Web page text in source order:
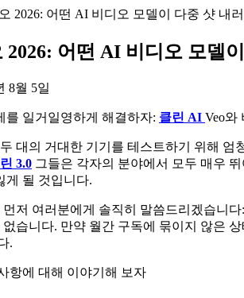
2026: 어떤 AI 비디오 모델이 다중 샷 내
2026: 어떤 AI 비디오 모델
8월 5일
를 일거일영하게 해결하자: 클린 AI Veo와
대의 거대한 기기를 테스트하기 위해
3.0 그들은 각자의 분야에서 모두 매우
게 될 것입니다.
저 여러분에게 솔직히 말씀드리겠습니
습니다. 만약 월간 구독에 묶이지 않은
.
항에 대해 이야기해 보자